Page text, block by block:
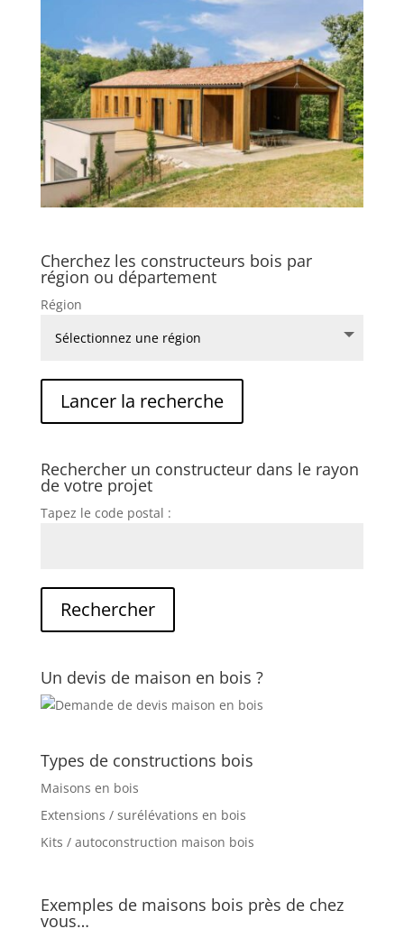
Cherchez les constructeurs bois par
région ou département
Région
Rechercher un constructeur dans le rayon
de votre projet
Tapez le code postal :
Un devis de maison en bois ?
Types de constructions bois
Maisons en bois
Extensions / surélévations en bois
Kits / autoconstruction maison bois
Exemples de maisons bois près de chez
vous…